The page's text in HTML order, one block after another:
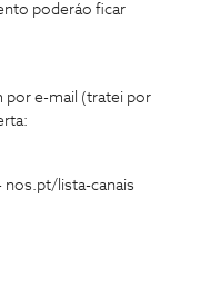
poderáo ficar
por e-mail (tratei por
nos.pt/lista-canais